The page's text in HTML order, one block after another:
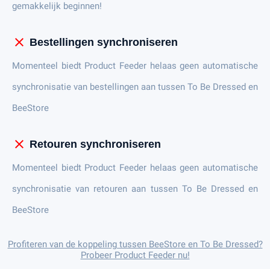
gemakkelijk beginnen!
close Bestellingen synchroniseren
Momenteel biedt Product Feeder helaas geen automatische
synchronisatie van bestellingen aan tussen To Be Dressed en
BeeStore
close Retouren synchroniseren
Momenteel biedt Product Feeder helaas geen automatische
synchronisatie van retouren aan tussen To Be Dressed en
BeeStore
Profiteren van de koppeling tussen BeeStore en To Be Dressed?
Probeer Product Feeder nu!